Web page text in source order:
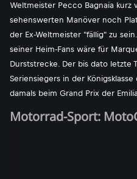
Weltmeister Pecco Bagnaia kurz
sehenswerten Manöver noch
der Ex-Weltmeister "fällig" zu
seiner Heim-Fans wäre für
Durststrecke. Der bis dato letzte
Seriensiegers in der
damals beim Grand Prix der
Motorrad-Sport: